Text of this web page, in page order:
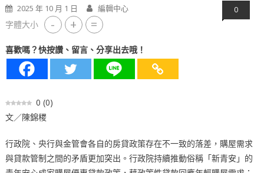
2025 年 10 月 1 日 編輯中心 0
字體大小 - + =
喜歡嗎？快按讚、留言、分享出去哦！
0 (0)
文／陳錦稷
行政院、央行與金管會各自的房貸政策存在不一致的落差，購屋需求
與貸款管制之間的矛盾更加突出。行政院持續推動俗稱「新青安」的